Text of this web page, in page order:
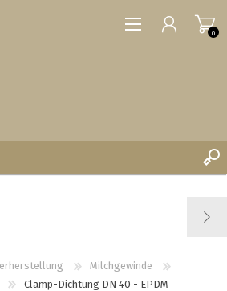
0
Milchgewinde
Clamp-Dichtung DN 40 - EPDM